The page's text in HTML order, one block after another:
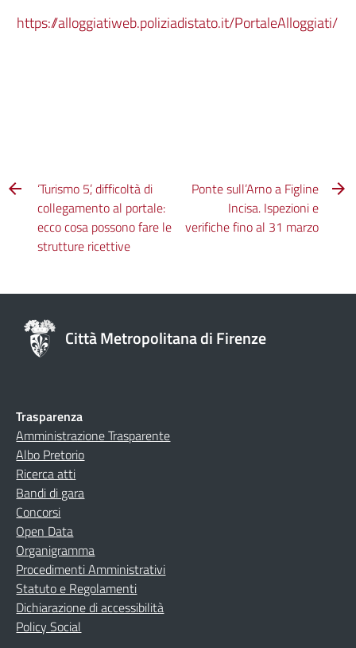
https://alloggiatiweb.poliziadistato.it/PortaleAlloggiati/
‘Turismo 5’, difficoltà di
collegamento al portale:
ecco cosa possono fare le
strutture ricettive
Ponte sull’Arno a Figline
Incisa. Ispezioni e
verifiche fino al 31 marzo
Città Metropolitana di Firenze
Trasparenza
Amministrazione Trasparente
Albo Pretorio
Ricerca atti
Bandi di gara
Concorsi
Open Data
Organigramma
Procedimenti Amministrativi
Statuto e Regolamenti
Dichiarazione di accessibilità
Policy Social